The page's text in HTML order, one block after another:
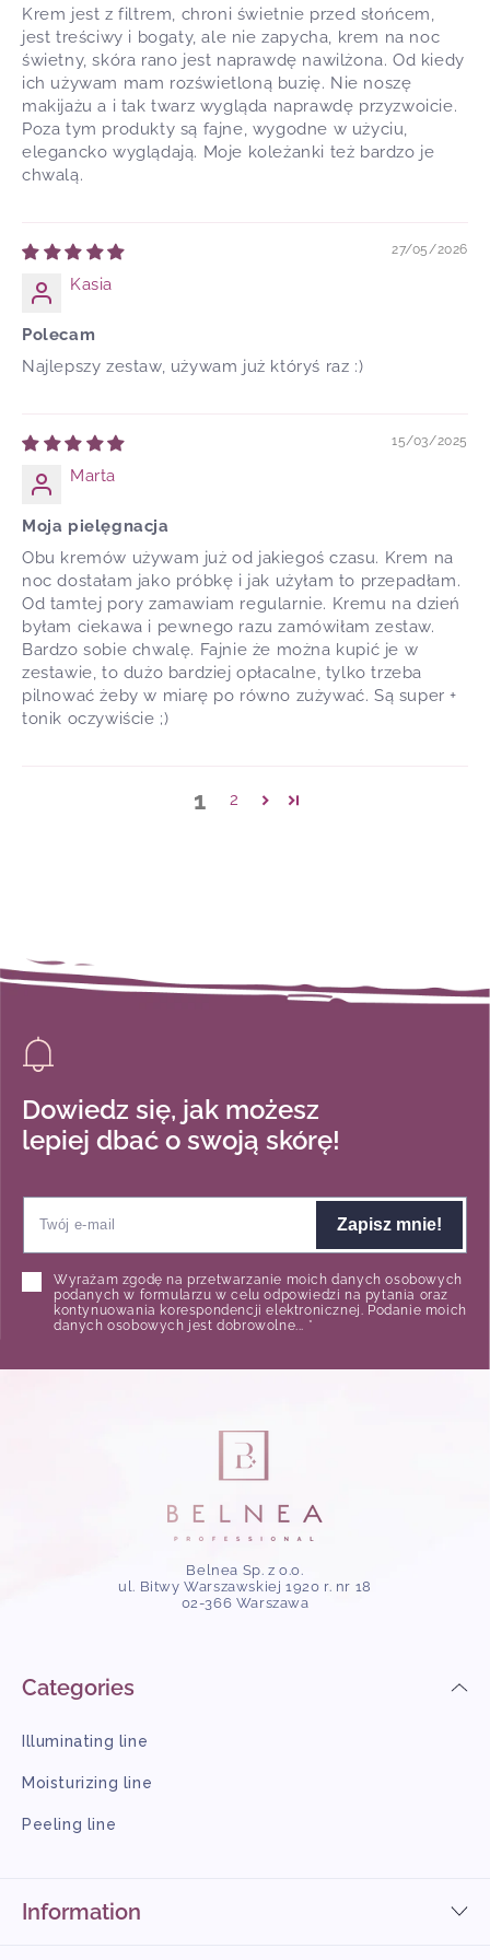
Krem jest z filtrem, chroni świetnie przed słońcem,
jest treściwy i bogaty, ale nie zapycha, krem na noc
świetny, skóra rano jest naprawdę nawilżona. Od kiedy
ich używam mam rozświetloną buzię. Nie noszę
makijażu a i tak twarz wygląda naprawdę przyzwoicie.
Poza tym produkty są fajne, wygodne w użyciu,
elegancko wyglądają. Moje koleżanki też bardzo je
chwalą.
27/05/2026
Kasia
Polecam
Najlepszy zestaw, używam już któryś raz :)
15/03/2025
Marta
Moja pielęgnacja
Obu kremów używam już od jakiegoś czasu. Krem na
noc dostałam jako próbkę i jak użyłam to przepadłam.
Od tamtej pory zamawiam regularnie. Kremu na dzień
byłam ciekawa i pewnego razu zamówiłam zestaw.
Bardzo sobie chwalę. Fajnie że można kupić je w
zestawie, to dużo bardziej opłacalne, tylko trzeba
pilnować żeby w miarę po równo zużywać. Są super +
tonik oczywiście ;)
1 2
Dowiedz się, jak możesz
lepiej dbać o swoją skórę!
Zapisz mnie!
Wyrażam zgodę na przetwarzanie moich danych osobowych
podanych w formularzu w celu odpowiedzi na pytania oraz
kontynuowania korespondencji elektronicznej. Podanie moich
danych osobowych jest dobrowolne... *
Belnea Sp. z o.o.
ul. Bitwy Warszawskiej 1920 r. nr 18
02-366 Warszawa
Categories
Illuminating line
Moisturizing line
Peeling line
Information